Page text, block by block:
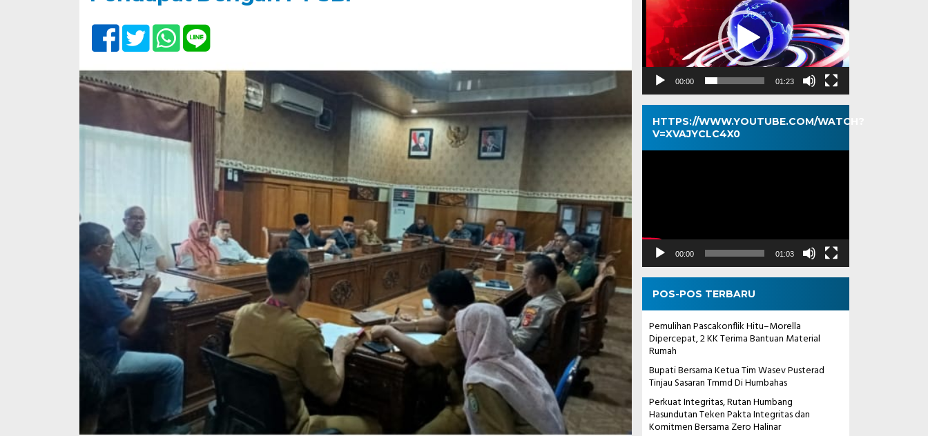
00:00 01:23
HTTPS://WWW.YOUTUBE.COM/WATCH?
V=XVAJYCLC4X0
Pemutar
00:00 01:03
POS-POS TERBARU
Pemulihan Pascakonflik Hitu–Morella
Dipercepat, 2 KK Terima Bantuan Material
Rumah
Bupati Bersama Ketua Tim Wasev Pusterad
Tinjau Sasaran Tmmd Di Humbahas
Perkuat Integritas, Rutan Humbang
Hasundutan Teken Pakta Integritas dan
Komitmen Bersama Zero Halinar